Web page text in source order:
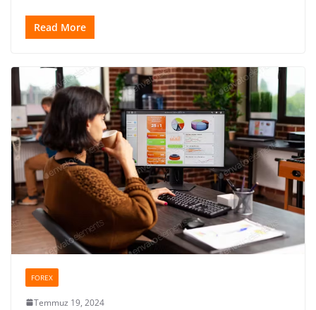
Read More
FOREX
Temmuz 19, 2024